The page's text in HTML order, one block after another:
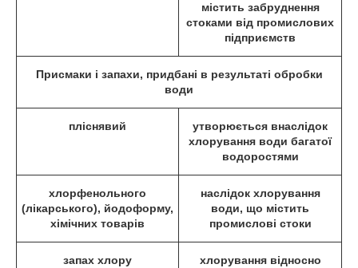
містить забруднення
стоками від промислових
підприємств
Присмаки і запахи, придбані в результаті обробки
води
пліснявий
утворюється внаслідок
хлорування води багатої
водоростями
хлорфенольного
(лікарського), йодоформу,
хімічних товарів
наслідок хлорування
води, що містить
промислові стоки
запах хлору
хлорування відносно